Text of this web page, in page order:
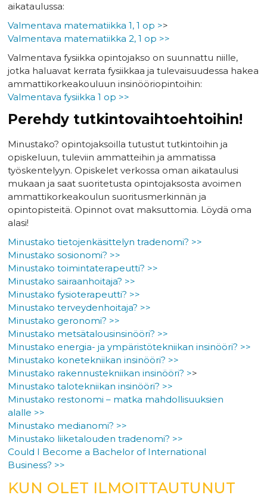
aikataulussa:
Valmentava matematiikka 1, 1 op >>
Valmentava matematiikka 2, 1 op >>
Valmentava fysiikka opintojakso on suunnattu niille,
jotka haluavat kerrata fysiikkaa ja tulevaisuudessa hakea
ammattikorkeakouluun insinööriopintoihin:
Valmentava fysiikka 1 op >>
Perehdy tutkintovaihtoehtoihin!
Minustako? opintojaksoilla tutustut tutkintoihin ja
opiskeluun, tuleviin ammatteihin ja ammatissa
työskentelyyn. Opiskelet verkossa oman aikataulusi
mukaan ja saat suoritetusta opintojaksosta avoimen
ammattikorkeakoulun suoritusmerkinnän ja
opintopisteitä. Opinnot ovat maksuttomia. Löydä oma
alasi!
Minustako tietojenkäsittelyn tradenomi? >>
Minustako sosionomi? >>
Minustako toimintaterapeutti? >>
Minustako sairaanhoitaja? >>
Minustako fysioterapeutti? >>
Minustako terveydenhoitaja? >>
Minustako geronomi? >>
Minustako metsätalousinsinööri? >>
Minustako energia- ja ympäristötekniikan insinööri? >>
Minustako konetekniikan insinööri? >>
Minustako rakennustekniikan insinööri? >>
Minustako talotekniikan insinööri? >>
Minustako restonomi – matka mahdollisuuksien
alalle >>
Minustako medianomi? >>
Minustako liiketalouden tradenomi? >>
Could I Become a Bachelor of International
Business? >>
KUN OLET ILMOITTAUTUNUT